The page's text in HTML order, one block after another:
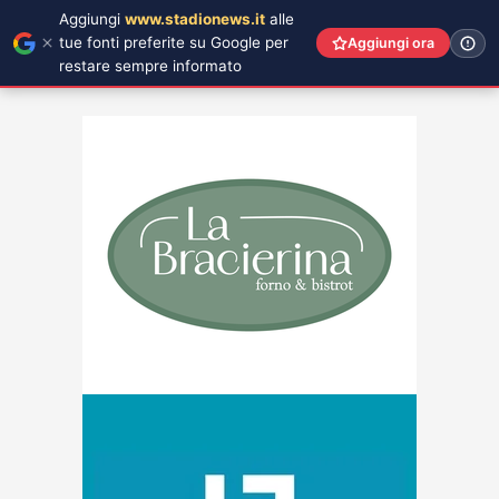
Aggiungi www.stadionews.it alle
tue fonti preferite su Google per
restare sempre informato
Aggiungi ora